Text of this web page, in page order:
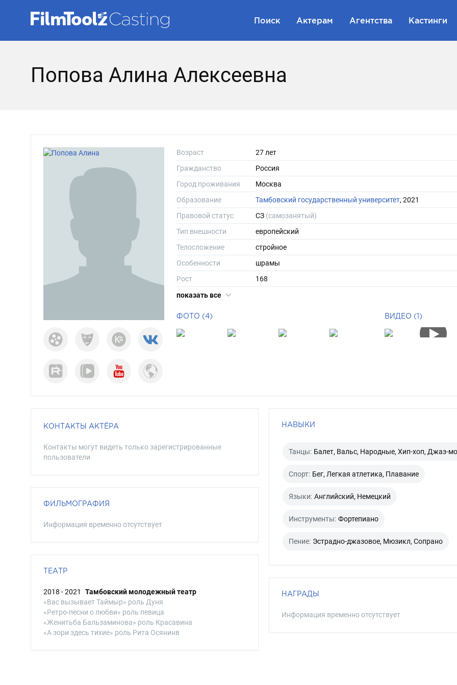
Поиск Актерам Агентства Кастинги
Попова Алина Алексеевна
Возраст
27 лет
Гражданство
Россия
Город проживания
Москва
Образование
Тамбовский государственный университет, 2021
Правовой статус
СЗ (самозанятый)
Тип внешности
европейский
Телосложение
стройное
Особенности
шрамы
Рост
168
Вес
показать все
ФОТО (4) ВИДЕО (1)
КОНТАКТЫ АКТЁРА
Контакты могут видеть только зарегистрированные
пользователи
ФИЛЬМОГРАФИЯ
Информация временно отсутствует
ТЕАТР
2018 - 2021
Тамбовский молодежный театр
«Вас вызывает Таймыр» роль Дуня
«Ретро-песни о любви» роль певица
«Женитьба Бальзаминова» роль Красавина
«А зори здесь тихие» роль Рита Осянинв
НАВЫКИ
Танцы: Балет, Вальс, Народные, Хип-хоп, Джаз-
Спорт: Бег, Легкая атлетика, Плавание
Языки: Английский, Немецкий
Инструменты: Фортепиано
Пение: Эстрадно-джазовое, Мюзикл, Сопрано
НАГРАДЫ
Информация временно отсутствует